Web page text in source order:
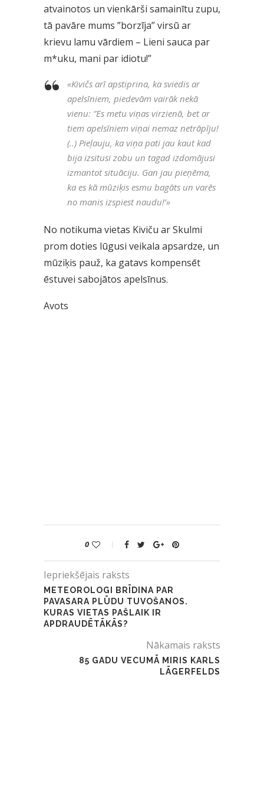
atvainotos un vienkārši samainītu zupu,
tā pavāre mums ”borzīja” virsū ar
krievu lamu vārdiem – Lieni sauca par
m*uku, mani par idiotu!”
«Kivičs arī apstiprina, ka sviedis ar
apelsīniem, piedevām vairāk nekā
vienu: ”Es metu viņas virzienā, bet ar
tiem apelsīniem viņai nemaz netrāpīju!
(..) Pieļauju, ka viņa pati jau kaut kad
bija izsitusi zobu un tagad izdomājusi
izmantot situāciju. Gan jau pieņēma,
ka es kā mūziķis esmu bagāts un varēs
no manis izspiest naudu!’»
No notikuma vietas Kiviču ar Skulmi
prom doties lūgusi veikala apsardze, un
mūziķis pauž, ka gatavs kompensēt
ēstuvei sabojātos apelsīnus.
Avots
0
Iepriekšējais raksts
METEOROLOGI BRĪDINA PAR
PAVASARA PLŪDU TUVOŠANOS.
KURAS VIETAS PAŠLAIK IR
APDRAUDĒTĀKĀS?
Nākamais raksts
85 GADU VECUMĀ MIRIS KARLS
LĀGERFELDS